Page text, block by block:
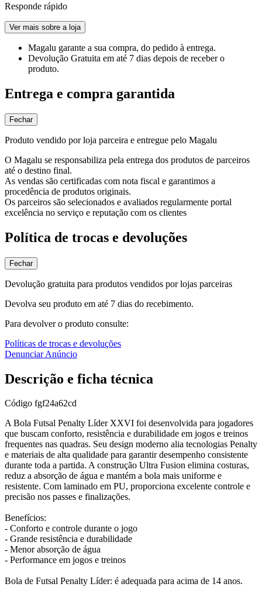
Responde rápido
Ver mais sobre a loja
Magalu garante a sua compra, do pedido à entrega.
Devolução Gratuita em até 7 dias depois de receber o
produto.
Entrega e compra garantida
Fechar
Produto vendido por loja parceira e entregue pelo Magalu
O Magalu se responsabiliza pela entrega dos produtos de parceiros
até o destino final.
As vendas são certificadas com nota fiscal e garantimos a
procedência de produtos originais.
Os parceiros são selecionados e avaliados regularmente portal
excelência no serviço e reputação com os clientes
Política de trocas e devoluções
Fechar
Devolução gratuita para produtos vendidos por lojas parceiras
Devolva seu produto em até 7 dias do recebimento.
Para devolver o produto consulte:
Políticas de trocas e devoluções
Denunciar Anúncio
Descrição e ficha técnica
Código fgf24a62cd
A Bola Futsal Penalty Líder XXVI foi desenvolvida para jogadores
que buscam conforto, resistência e durabilidade em jogos e treinos
frequentes nas quadras. Seu design moderno alia tecnologias Penalty
e materiais de alta qualidade para garantir desempenho consistente
durante toda a partida. A construção Ultra Fusion elimina costuras,
reduz a absorção de água e mantém a bola mais uniforme e
resistente. Com laminado em PU, proporciona excelente controle e
precisão nos passes e finalizações.
Benefícios:
- Conforto e controle durante o jogo
- Grande resistência e durabilidade
- Menor absorção de água
- Performance em jogos e treinos
Bola de Futsal Penalty Líder: é adequada para acima de 14 anos.